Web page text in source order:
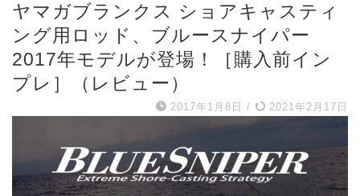
ヤマガブランクス ショアキャスティ
ング用ロッド、ブルースナイパー
2017年モデルが登場！［購入前イン
プレ］（レビュー）
2017年1月8日 / 2021年2月17日